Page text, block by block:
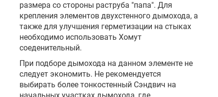
размера со стороны раструба "папа". Для
крепления элементов двухстенного дымохода, а
также для улучшения герметизации на стыках
необходимо использовать Хомут
соеденительный.
При подборе дымохода на данном элементе не
следует экономить. Не рекомендуется
выбирать более тонкостенный Сэндвич на